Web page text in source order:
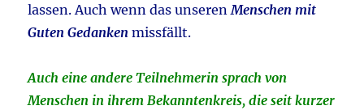
lassen. Auch wenn das unserenMenschen mit
Guten Gedanken missfällt.
Auch eine andere Teilnehmerin sprach von
Menschen in ihrem Bekanntenkreis, die seit kurzer